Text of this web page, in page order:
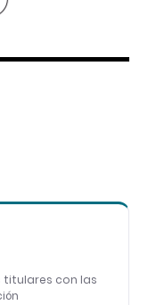
titulares con las